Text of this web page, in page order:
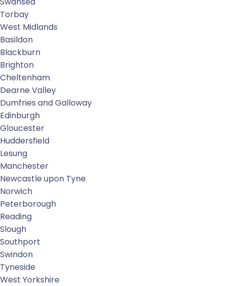
Torbay
West Midlands
Basildon
Blackburn
Brighton
Cheltenham
Dearne Valley
Dumfries and Galloway
Edinburgh
Gloucester
Huddersfield
Lesung
Manchester
Newcastle upon Tyne
Norwich
Peterborough
Reading
Slough
Southport
Swindon
Tyneside
West Yorkshire